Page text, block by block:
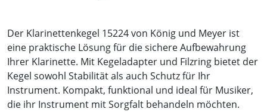
Der Klarinettenkegel 15224 von König und Meyer ist
eine praktische Lösung für die sichere Aufbewahrung
Ihrer Klarinette. Mit Kegeladapter und Filzring bietet der
Kegel sowohl Stabilität als auch Schutz für Ihr
Instrument. Kompakt, funktional und ideal für Musiker,
die ihr Instrument mit Sorgfalt behandeln möchten.